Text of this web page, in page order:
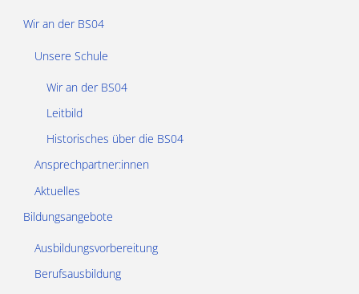
Wir an der BS04
Unsere Schule
Wir an der BS04
Leitbild
Historisches über die BS04
Ansprechpartner:innen
Aktuelles
Bildungsangebote
Ausbildungsvorbereitung
Berufsausbildung